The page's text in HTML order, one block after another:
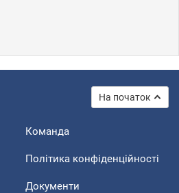
На початок
Команда
Політика конфіденційності
Документи